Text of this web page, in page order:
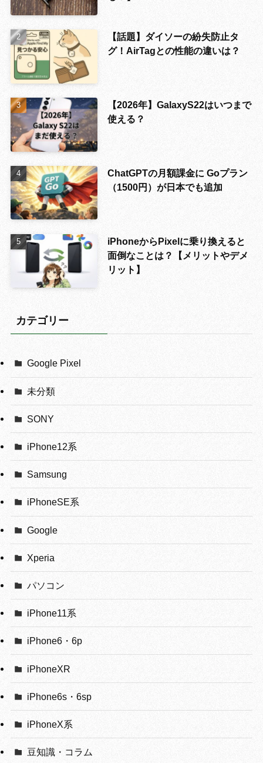
【話題】ダイソーの紛失防止タ
グ！AirTagとの性能の違いは？
【2026年】GalaxyS22はいつまで
使える？
ChatGPTの月額課金に Goプラン
（1500円）が日本でも追加
iPhoneからPixelに乗り換えると
面倒なことは？【メリットやデメ
リット】
カテゴリー
Google Pixel
未分類
SONY
iPhone12系
Samsung
iPhoneSE系
Google
Xperia
パソコン
iPhone11系
iPhone6・6p
iPhoneXR
iPhone6s・6sp
iPhoneX系
豆知識・コラム